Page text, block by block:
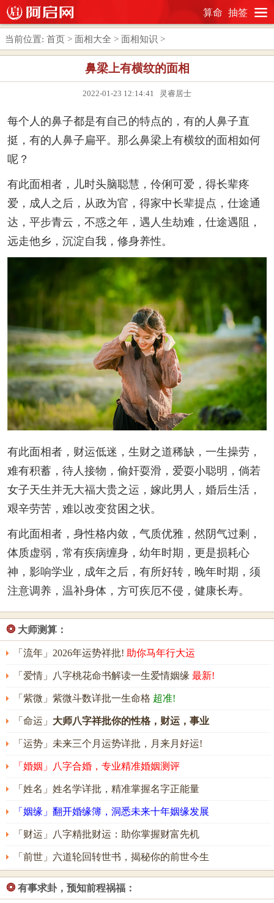
算命 抽签
当前位置: 首页 > 面相大全 > 面相知识 >
鼻梁上有横纹的面相
2022-01-23 12:14:41 灵睿居士
每个人的鼻子都是有自己的特点的，有的人鼻子直
挺，有的人鼻子扁平。那么鼻梁上有横纹的面相如何
呢？
有此面相者，儿时头脑聪慧，伶俐可爱，得长辈疼
爱，成人之后，从政为官，得家中长辈提点，仕途通
达，平步青云，不惑之年，遇人生劫难，仕途遇阻，
远走他乡，沉淀自我，修身养性。
有此面相者，财运低迷，生财之道稀缺，一生操劳，
难有积蓄，待人接物，偷奸耍滑，爱耍小聪明，倘若
女子天生并无大福大贵之运，嫁此男人，婚后生活，
艰辛劳苦，难以改变贫困之状。
有此面相者，身性格内敛，气质优雅，然阴气过剩，
体质虚弱，常有疾病缠身，幼年时期，更是损耗心
神，影响学业，成年之后，有所好转，晚年时期，须
注意调养，温补身体，方可疾厄不侵，健康长寿。
❂ 大师测算：
「流年」2026年运势祥批! 助你马年行大运
「爱情」八字桃花命书解读一生爱情姻缘 最新!
「紫微」紫微斗数详批一生命格 超准!
「命运」 大师八字祥批你的性格，财运，事业
「运势」未来三个月运势详批，月来月好运!
「婚姻」八字合婚，专业精准婚姻测评
「姓名」姓名学详批，精准掌握名字正能量
「姻缘」翻开婚缘簿，洞悉未来十年姻缘发展
「财运」八字精批财运：助你掌握财富先机
「前世」六道轮回转世书，揭秘你的前世今生
❂ 有事求卦，预知前程祸福：